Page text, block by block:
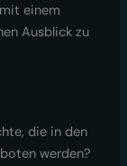
einem
Ausblick zu
die in den
werden?